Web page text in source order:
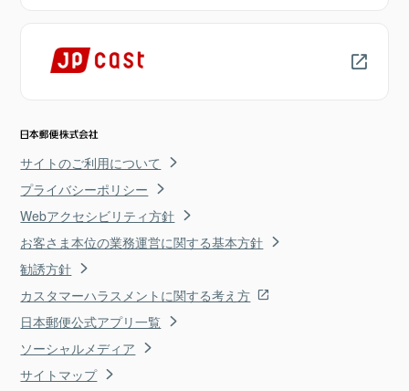
サイトのご利用について
プライバシーポリシー
Webアクセシビリティ方針
お客さま本位の業務運営に関する基本方針
勧誘方針
カスタマーハラスメントに関する考え方
日本郵便公式アプリ一覧
ソーシャルメディア
サイトマップ